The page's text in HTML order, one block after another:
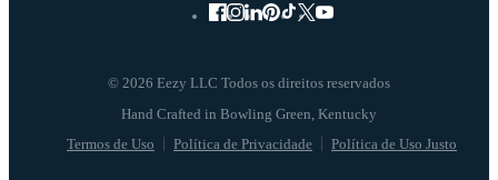
© 2026 Eezy LLC Todos os direitos reservados
Termos de Uso Política de Privacidade Política de Uso Justo